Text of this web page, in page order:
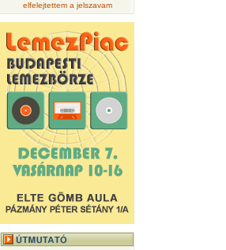
elfelejtettem a jelszavam